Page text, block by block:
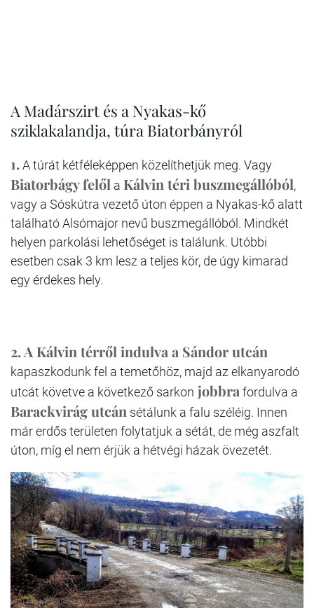
A Madárszirt és a Nyakas-kő
sziklakalandja, túra Biatorbányról
1.A túrát kétféleképpen közelíthetjük meg. Vagy
Biatorbágy felől a Kálvin téri buszmegállóból,
vagy a Sóskútra vezető úton éppen a Nyakas-kő alatt
található Alsómajor nevű buszmegállóból. Mindkét
helyen parkolási lehetőséget is találunk. Utóbbi
esetben csak 3 km lesz a teljes kör, de úgy kimarad
egy érdekes hely.
2.A Kálvin térről indulva a Sándor utcán
kapaszkodunk fel a temetőhöz, majd az elkanyarodó
utcát követve a következő sarkon jobbrafordulva a
Barackvirág utcán sétálunk a falu széléig. Innen
már erdős területen folytatjuk a sétát, de még aszfalt
úton, míg el nem érjük a hétvégi házak övezetét.